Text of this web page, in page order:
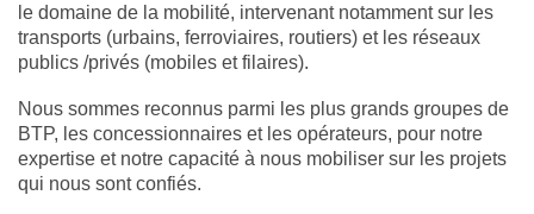
le domaine de la mobilité, intervenant notamment sur les
transports (urbains, ferroviaires, routiers) et les réseaux
publics /privés (mobiles et filaires).
Nous sommes reconnus parmi les plus grands groupes de
BTP, les concessionnaires et les opérateurs, pour notre
expertise et notre capacité à nous mobiliser sur les projets
qui nous sont confiés.